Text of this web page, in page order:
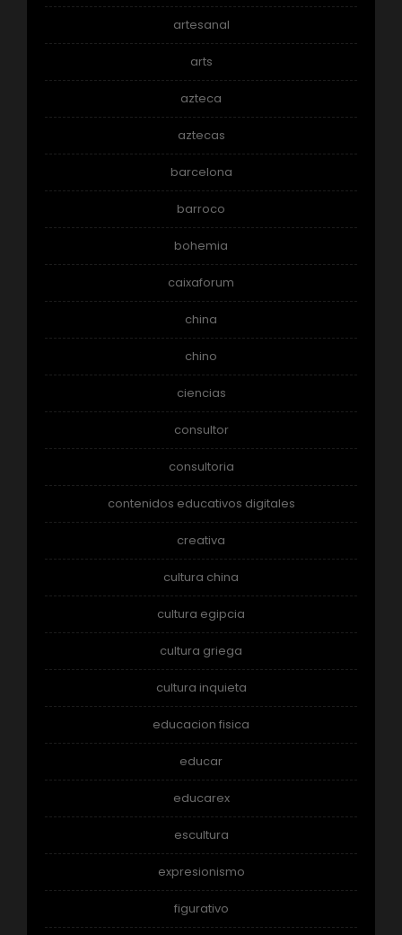
artesanal
arts
azteca
aztecas
barcelona
barroco
bohemia
caixaforum
china
chino
ciencias
consultor
consultoria
contenidos educativos digitales
creativa
cultura china
cultura egipcia
cultura griega
cultura inquieta
educacion fisica
educar
educarex
escultura
expresionismo
figurativo